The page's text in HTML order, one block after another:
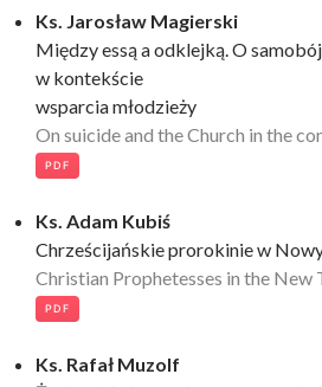
Ks. Jarosław Magierski
Między essą a odklejką. O
w kontekście
wsparcia młodzieży
On suicide and the Church in the
PDF
Ks. Adam Kubiś
Chrześcijańskie prorokinie w
Christian Prophetesses in the New
PDF
Ks. Rafał Muzolf